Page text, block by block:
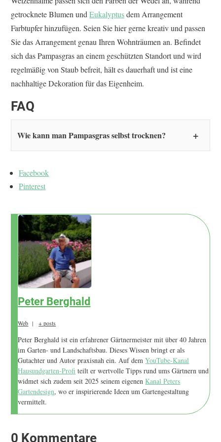
getrocknete Blumen undEukalyptusdem Arrangement
Farbtupfer hinzufügen. Seien Sie hier gerne kreativ und passen
Sie das Arrangement genau Ihren Wohnträumen an. Befindet
sich das Pampasgras an einem geschützten Standort und wird
regelmäßig von Staub befreit, hält es dauerhaft und ist eine
nachhaltige Dekoration für das Eigenheim.
FAQ
Wie kann man Pampasgras selbst trocknen?
Facebook
Pinterest
Peter Berghald
Web | + posts
Peter Berghald ist ein erfahrener Gärtnermeister mit über 40 Jahren
im Garten- und Landschaftsbau. Dieses Wissen bringt er als
Gutachter und Autor praxisnah ein. Auf demYouTube-Kanal
Hausundgarten-Profi teilt er wertvolle Tipps rund ums Gärtnern und
widmet sich zudem seit 2025 seinem eigenenKanal Peters
Gartendesign, wo er inspirierende Ideen um Gartengestaltung
vermittelt.
0 Kommentare